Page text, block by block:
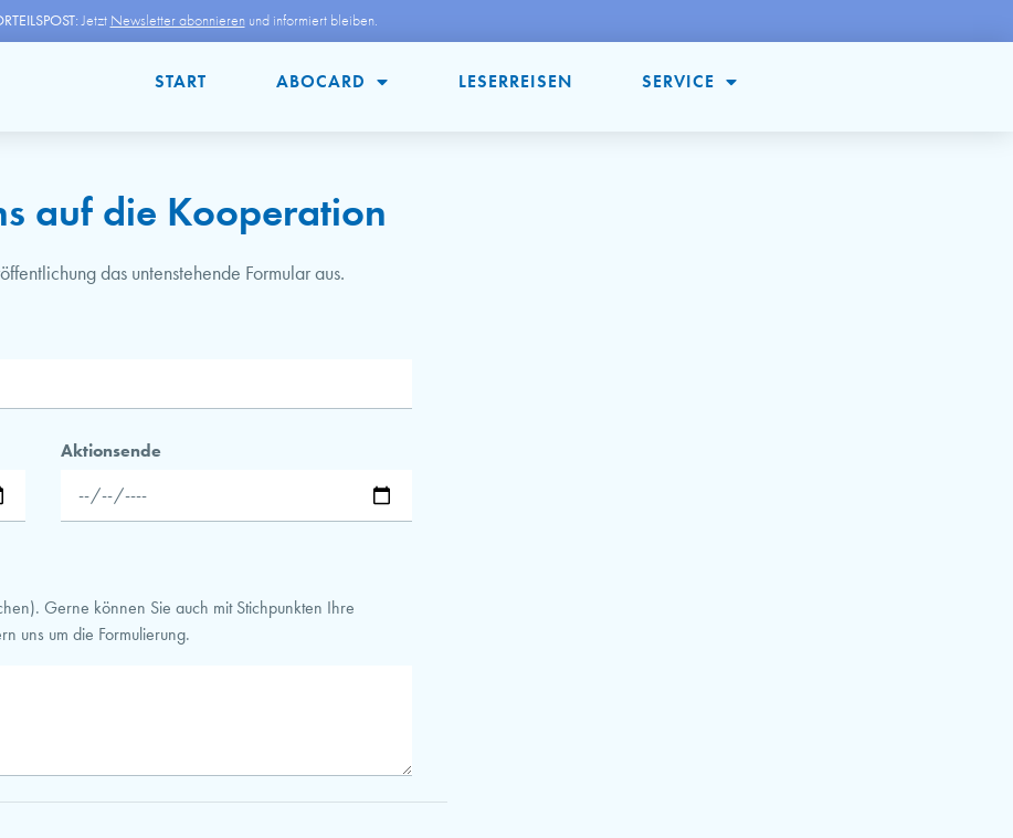
Jetzt Newsletter abonnierenund informiert bleiben.
START ABOCARD LESERREISEN SERVICE
auf die Kooperation
das untenstehende Formular aus.
Aktionsende
Gerne können Sie auch mit Stichpunkten Ihre
uns um die Formulierung.